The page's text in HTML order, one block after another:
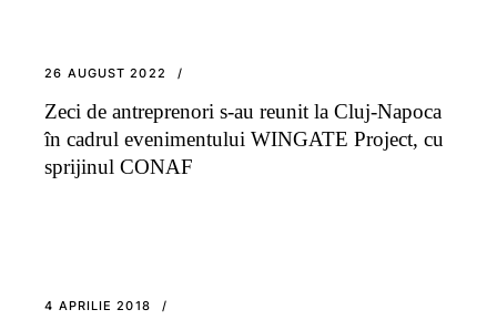
26 AUGUST 2022
Zeci de antreprenori s-au reunit la Cluj-Napoca
în cadrul evenimentului WINGATE Project, cu
sprijinul CONAF
4 APRILIE 2018